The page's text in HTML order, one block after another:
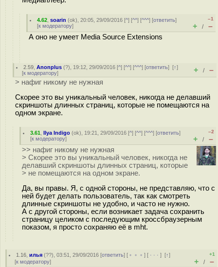
4.62 ,soarin (ok), 20:05, 29/09/2016 [^] [^^] [^^^] [ответить]
[к модератору]
–1
+ / –
А оно не умеет Media Source Extensions
2.59 ,Anonplus (?), 19:12, 29/09/2016 [^] [^^] [^^^] [ответить][↑]
[к модератору] + / –
> нафиг никому не нужная
Скорее это вы уникальный человек, никогда не делавший
скриншоты длинных страниц, которые не помещаются на
одном экране.
3.61 ,Ilya Indigo (ok), 19:21, 29/09/2016 [^] [^^] [^^^] [ответить]
[к модератору]
–2
+ / –
>> нафиг никому не нужная
> Скорее это вы уникальный человек, никогда не
делавший скриншоты длинных страниц, которые
> не помещаются на одном экране.
Да, вы правы. Я, с одной стороны, не представляю, что с
ней будет делать пользователь, так как смотреть
длинные скриншоты не удобно, и часто не нужно.
А с другой стороны, если возникает задача сохранить
страницу целиком с последующим кросcбраузерным
показом, я просто сохраняю её в mht.
1.16 ,илья (??), 03:51, 29/09/2016 [ответить] [ ﹢﹢﹢] [ · · ·][↑]
[к модератору]
+1
+ / –